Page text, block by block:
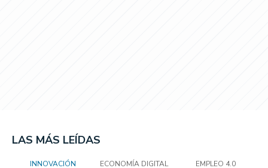
LAS MÁS LEÍDAS
INNOVACIÓN ECONOMÍA DIGITAL EMPLEO 4.0